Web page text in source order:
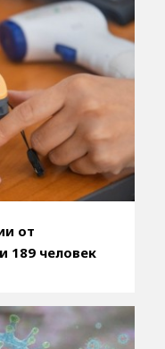
от
189 человек